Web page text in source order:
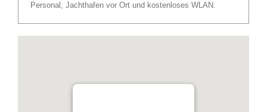
Personal, Jachthafen vor Ort und kostenloses WLAN.